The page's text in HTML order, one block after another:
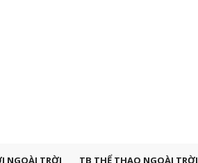
NGOÀI TRỜI TB THỂ THAO NGOÀI TRỜI